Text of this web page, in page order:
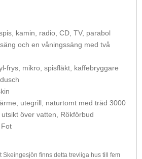
kamin, radio, CD, TV, parabol
och en våningssäng med två
frys, mikro, spisfläkt, kaffebryggare
utegrill, naturtomt med träd 3000
över vatten, Rökförbud
Skeingesjön finns detta trevliga hus till fem